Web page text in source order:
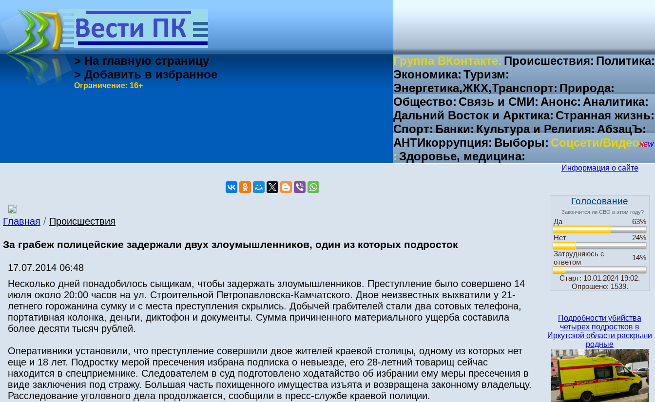
> На главную страницу
> Добавить в избранное
Ограничение: 16+
Группа ВКонтакте: Происшествия: Политика:
Экономика: Туризм:
Энергетика,ЖКХ,Транспорт: Природа:
Общество: Связь и СМИ: Анонс: Аналитика:
Дальний Восток и Арктика: Странная жизнь:
Спорт:Банки:Культура и Религия:АбзацЪ:
АНТИкоррупция: Выборы: Соцсети/Видео
: Здоровье, медицина:
Главная / Происшествия
За грабеж полицейские задержали двух злоумышленников, один из которых подросток
17.07.2014 06:48
Несколько дней понадобилось сыщикам, чтобы задержать злоумышленников. Преступление было совершено 14
июля около 20:00 часов на ул. Строительной Петропавловска-Камчатского. Двое неизвестных выхватили у 21-
летнего горожанина сумку и с места преступления скрылись. Добычей грабителей стали два сотовых телефона,
портативная колонка, деньги, диктофон и документы. Сумма причиненного материального ущерба составила
более десяти тысяч рублей.
Оперативники установили, что преступление совершили двое жителей краевой столицы, одному из которых нет
еще и 18 лет. Подростку мерой пресечения избрана подписка о невыезде, его 28-летний товарищ сейчас
находится в спецприемнике. Следователем в суд подготовлено ходатайство об избрании ему меры пресечения в
виде заключения под стражу. Большая часть похищенного имущества изъята и возвращена законному владельцу.
Расследование уголовного дела продолжается, сообщили в пресс-службе краевой полиции.
Информация о сайте
Голосование
Закончится ли СВО в этом году?
Да
63%
Нет
24%
Затрудняюсь с
ответом
14%
Старт: 10.01.2024 19:02.
Опрошено: 1539.
Подробности убийства
четырех подростков в
Иркутской области раскрыли
родные